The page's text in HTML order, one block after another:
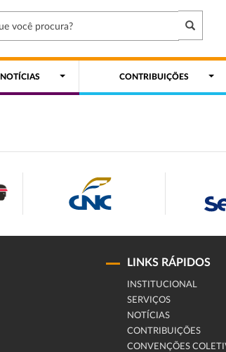
NOTÍCIAS CONTRIBUIÇÕES
LINKS RÁPIDOS
INSTITUCIONAL
SERVIÇOS
NOTÍCIAS
CONTRIBUIÇÕES
CONVENÇÕES